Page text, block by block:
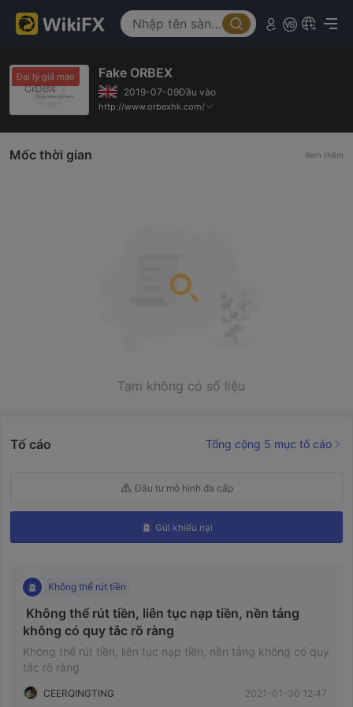
Đại lý giả mạo Fake ORBEX
2019-07-09Đầu vào
http://www.orbexhk.com/
Mốc thời gian Xem thêm
Tạm không có số liệu
Tố cáo Tổng cộng 5 mục tố cáo
Đầu tư mô hình đa cấp
Gửi khiếu nại
Không thể rút tiền
Không thể rút tiền, liên tục nạp tiền, nền tảng
Không thể rút tiền, liên tục nạp tiền, nền tảng không có quy
tắc rõ ràng
CEERQINGTING 2021-01-30 12:47